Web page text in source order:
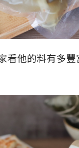
看他的料有多豐